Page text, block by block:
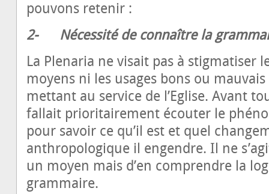
pouvons retenir :
2- Nécessité de connaître la
La Plenaria ne visait pas à stigmatiser
moyens ni les usages bons ou
mettant au service de l’Eglise. Avant
fallait prioritairement écouter le
pour savoir ce qu’il est et quel
anthropologique il engendre. Il ne
un moyen mais d’en comprendre la
grammaire.